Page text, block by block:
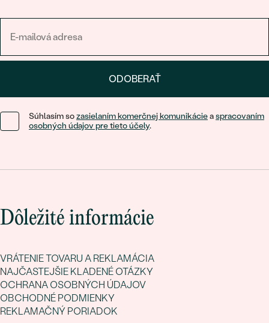
správnou voľbou.
ODOBERAŤ
Súhlasím sozasielaním komerčnej komunikácieaspracovaním
osobných údajov pre tieto účely.
Dôležité informácie
VRÁTENIE TOVARU A REKLAMÁCIA
NAJČASTEJŠIE KLADENÉ OTÁZKY
OCHRANA OSOBNÝCH ÚDAJOV
OBCHODNÉ PODMIENKY
REKLAMAČNÝ PORIADOK